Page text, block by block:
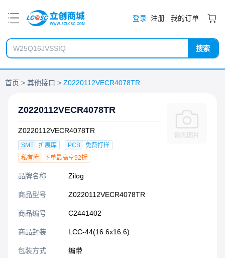
登录 注册 我的订单
搜索
首页 其他接口 Z0220112VECR4078TR
Z0220112VECR4078TR
Z0220112VECR4078TR
SMT 扩展库 PCB
免费打样
私有库
下单最高享92折
品牌名称 Zilog
商品型号 Z0220112VECR4078TR
商品编号 C2441402
商品封装 LCC-44(16.6x16.6)​
包装方式 编带